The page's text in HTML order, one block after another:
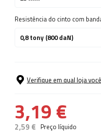
Resistência do cinto com
0,8 tony (800 daN)
Verifique em qual loja
3,19 €
2,59 € Preço líquido